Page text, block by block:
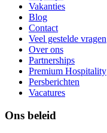
Vakanties
Blog
Contact
Veel gestelde vragen
Over ons
Partnerships
Premium Hospitality
Persberichten
Vacatures
Ons beleid